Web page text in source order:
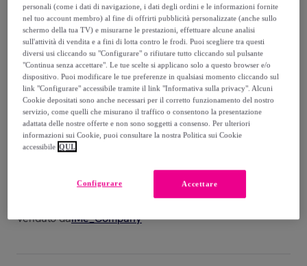
17,99 €
39,99 €
-55%
Azul Arancio Red Goji
Venduto daiMe_Company
personali (come i dati di navigazione, i dati degli ordini e le informazioni fornite
nel tuo account membro) al fine di offrirti pubblicità personalizzate (anche sullo
schermo della tua TV) e misurarne le prestazioni, effettuare alcune analisi
sull'attività di vendita e a fini di lotta contro le frodi. Puoi scegliere tra questi
diversi usi cliccando su "Configurare" o rifiutare tutto cliccando sul pulsante
"Continua senza accettare". Le tue scelte si applicano solo a questo browser e/o
dispositivo. Puoi modificare le tue preferenze in qualsiasi momento cliccando sul
link "Configurare" accessibile tramite il link "Informativa sulla privacy". Alcuni
Cookie depositati sono anche necessari per il corretto funzionamento del nostro
servizio, come quelli che misurano il traffico o consentono la presentazione
adattata delle nostre offerte e non sono soggetti a consenso. Per ulteriori
informazioni sui Cookie, puoi consultare la nostra Politica sui Cookie
accessibile QUI.
Accettare
Configurare